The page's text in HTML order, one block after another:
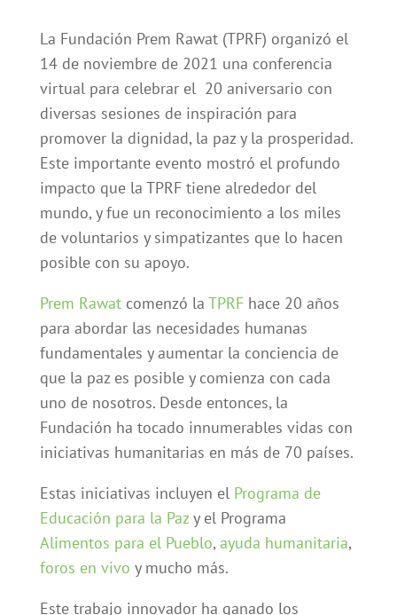
La Fundación Prem Rawat (TPRF) organizó el
14 de noviembre de 2021 una conferencia
virtual para celebrar el 20 aniversario con
diversas sesiones de inspiración para
promover la dignidad, la paz y la prosperidad.
Este importante evento mostró el profundo
impacto que la TPRF tiene alrededor del
mundo, y fue un reconocimiento a los miles
de voluntarios y simpatizantes que lo hacen
posible con su apoyo.
Prem Rawat comenzó la TPRF hace 20 años
para abordar las necesidades humanas
fundamentales y aumentar la conciencia de
que la paz es posible y comienza con cada
uno de nosotros. Desde entonces, la
Fundación ha tocado innumerables vidas con
iniciativas humanitarias en más de 70 países.
Estas iniciativas incluyen el Programa de
Educación para la Pazy el Programa
Alimentos para el Pueblo, ayuda humanitaria,
foros en vivo y mucho más.
Este trabajo innovador ha ganado los